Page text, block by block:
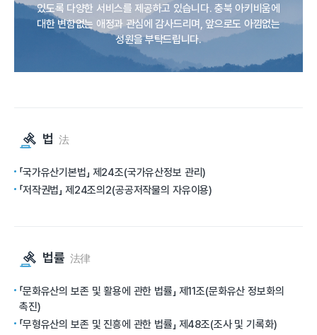
있도록 다양한 서비스를 제공하고 있습니다. 충북 아키비움에
대한 변함없는 애정과 관심에 감사드리며, 앞으로도 아낌없는
성원을 부탁드립니다.
법 法
「국가유산기본법」 제24조(국가유산정보 관리)
「저작권법」 제24조의2(공공저작물의 자유이용)
법률 法律
「문화유산의 보존 및 활용에 관한 법률」 제11조(문화유산 정보화의
촉진)
「무형유산의 보존 및 진흥에 관한 법률」 제48조(조사 및 기록화)